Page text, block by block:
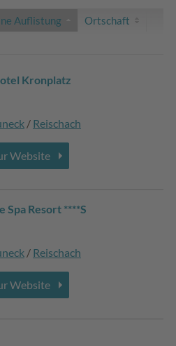
Auflistung
Ortschaft
Kronplatz
/ Reischach
Website
Spa Resort ****S
/ Reischach
Website